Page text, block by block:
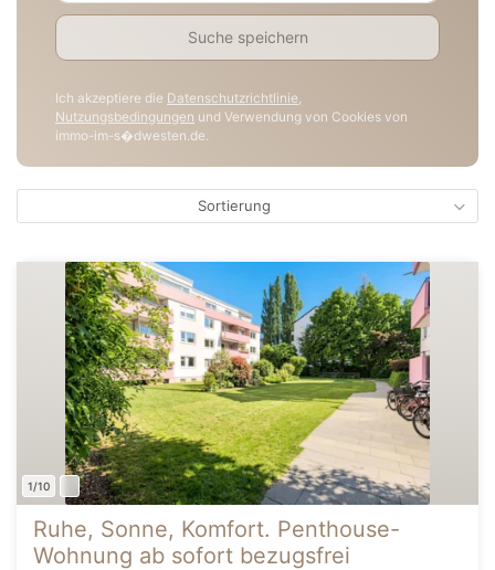
Suche speichern
Ich akzeptiere die Datenschutzrichtlinie,
Nutzungsbedingungen und Verwendung von Cookies von
immo-im-s�dwesten.de.
Sortierung
1/10
Ruhe, Sonne, Komfort. Penthouse-
Wohnung ab sofort bezugsfrei